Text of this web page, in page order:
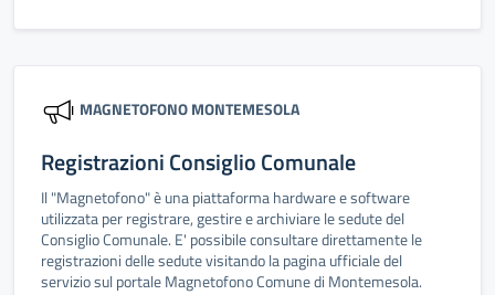
MAGNETOFONO MONTEMESOLA
Registrazioni Consiglio Comunale
Il "Magnetofono" è una piattaforma hardware e software
utilizzata per registrare, gestire e archiviare le sedute del
Consiglio Comunale. E' possibile consultare direttamente le
registrazioni delle sedute visitando la pagina ufficiale del
servizio sul portale Magnetofono Comune di Montemesola.